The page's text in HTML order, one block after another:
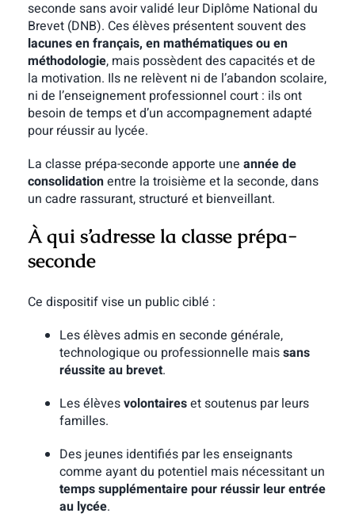
seconde sans avoir validé leur Diplôme National du
Brevet (DNB). Ces élèves présentent souvent des
lacunes en français, en mathématiques ou en
méthodologie, mais possèdent des capacités et de
la motivation. Ils ne relèvent ni de l’abandon scolaire,
ni de l’enseignement professionnel court : ils ont
besoin de temps et d’un accompagnement adapté
pour réussir au lycée.
La classe prépa-seconde apporte une année de
consolidationentre la troisième et la seconde, dans
un cadre rassurant, structuré et bienveillant.
À qui s’adresse la classe prépa-
seconde
Ce dispositif vise un public ciblé :
Les élèves admis en seconde générale,
technologique ou professionnelle maissans
réussite au brevet.
Les élèvesvolontaireset soutenus par leurs
familles.
Des jeunes identifiés par les enseignants
comme ayant du potentiel mais nécessitant un
temps supplémentaire pour réussir leur entrée
au lycée.